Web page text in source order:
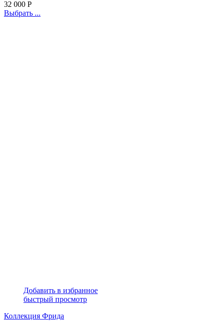
32 000 Р
Выбрать ...
Добавить в избранное
быстрый просмотр
Коллекция Фрида